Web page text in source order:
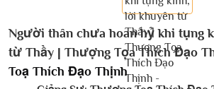
Người thân chưa hoan hỷ khi tụng
từ Thầy | Thượng Tọa Thích Đạo
Toạ Thích Đạo Thịnh